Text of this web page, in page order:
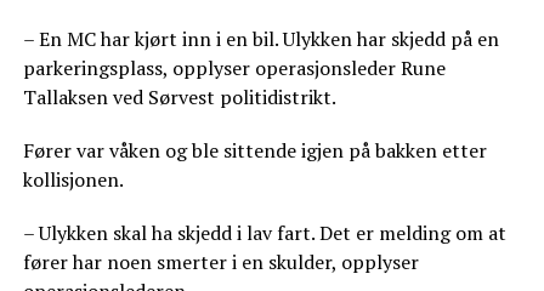
– En MC har kjørt inn i en bil. Ulykken har skjedd på en
parkeringsplass, opplyser operasjonsleder Rune
Tallaksen ved Sørvest politidistrikt.
Fører var våken og ble sittende igjen på bakken etter
kollisjonen.
– Ulykken skal ha skjedd i lav fart. Det er melding om at
fører har noen smerter i en skulder, opplyser